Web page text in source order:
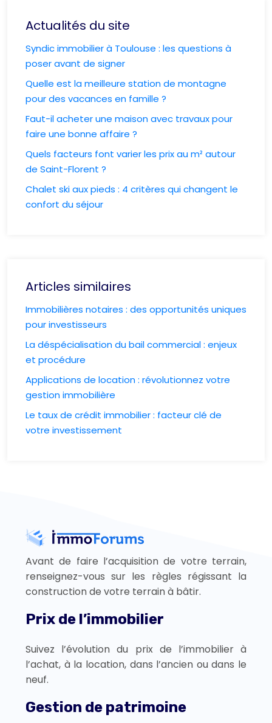
Actualités du site
Syndic immobilier à Toulouse : les questions à
poser avant de signer
Quelle est la meilleure station de montagne
pour des vacances en famille ?
Faut-il acheter une maison avec travaux pour
faire une bonne affaire ?
Quels facteurs font varier les prix au m² autour
de Saint-Florent ?
Chalet ski aux pieds : 4 critères qui changent le
confort du séjour
Articles similaires
Immobilières notaires : des opportunités uniques
pour investisseurs
La déspécialisation du bail commercial : enjeux
et procédure
Applications de location : révolutionnez votre
gestion immobilière
Le taux de crédit immobilier : facteur clé de
votre investissement
Avant de faire l’acquisition de votre terrain,
renseignez-vous sur les règles régissant la
construction de votre terrain à bâtir.
Prix de l’immobilier
Suivez l’évolution du prix de l’immobilier à
l’achat, à la location, dans l’ancien ou dans le
neuf.
Gestion de patrimoine